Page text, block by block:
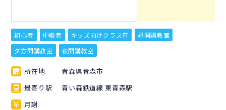
初心者 中級者 キッズ向けクラス有
昼開講教室
夕方開講教室
夜開講教室
所在地
青森県青森市
最寄り駅
青い森鉄道線 東青森駅
月謝